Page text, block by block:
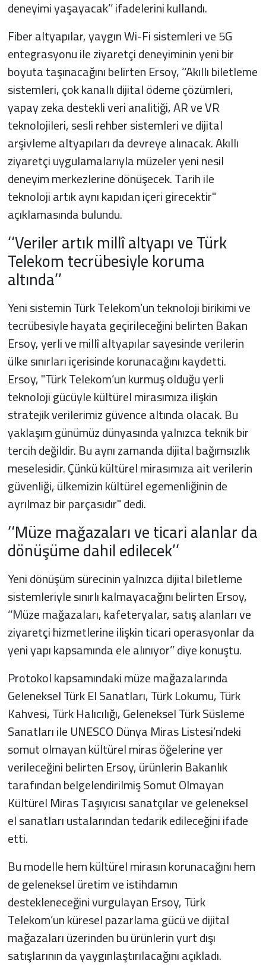
deneyimi yaşayacak’’ ifadelerini kullandı.
Fiber altyapılar, yaygın Wi-Fi sistemleri ve 5G
entegrasyonu ile ziyaretçi deneyiminin yeni bir
boyuta taşınacağını belirten Ersoy, ‘‘Akıllı biletleme
sistemleri, çok kanallı dijital ödeme çözümleri,
yapay zeka destekli veri analitiği, AR ve VR
teknolojileri, sesli rehber sistemleri ve dijital
arşivleme altyapıları da devreye alınacak. Akıllı
ziyaretçi uygulamalarıyla müzeler yeni nesil
deneyim merkezlerine dönüşecek. Tarih ile
teknoloji artık aynı kapıdan içeri girecektir"
açıklamasında bulundu.
‘‘Veriler artık millî altyapı ve Türk
Telekom tecrübesiyle koruma
altında’’
Yeni sistemin Türk Telekom’un teknoloji birikimi ve
tecrübesiyle hayata geçirileceğini belirten Bakan
Ersoy, yerli ve millî altyapılar sayesinde verilerin
ülke sınırları içerisinde korunacağını kaydetti.
Ersoy, "Türk Telekom’un kurmuş olduğu yerli
teknoloji gücüyle kültürel mirasımıza ilişkin
stratejik verilerimiz güvence altında olacak. Bu
yaklaşım günümüz dünyasında yalnızca teknik bir
tercih değildir. Bu aynı zamanda dijital bağımsızlık
meselesidir. Çünkü kültürel mirasımıza ait verilerin
güvenliği, ülkemizin kültürel egemenliğinin de
ayrılmaz bir parçasıdır" dedi.
‘‘Müze mağazaları ve ticari alanlar da
dönüşüme dahil edilecek’’
Yeni dönüşüm sürecinin yalnızca dijital biletleme
sistemleriyle sınırlı kalmayacağını belirten Ersoy,
‘‘Müze mağazaları, kafeteryalar, satış alanları ve
ziyaretçi hizmetlerine ilişkin ticari operasyonlar da
yeni yapı kapsamında ele alınıyor’’ diye konuştu.
Protokol kapsamındaki müze mağazalarında
Geleneksel Türk El Sanatları, Türk Lokumu, Türk
Kahvesi, Türk Halıcılığı, Geleneksel Türk Süsleme
Sanatları ile UNESCO Dünya Miras Listesi’ndeki
somut olmayan kültürel miras öğelerine yer
verileceğini belirten Ersoy, ürünlerin Bakanlık
tarafından belgelendirilmiş Somut Olmayan
Kültürel Miras Taşıyıcısı sanatçılar ve geleneksel
el sanatları ustalarından tedarik edileceğini ifade
etti.
Bu modelle hem kültürel mirasın korunacağını hem
de geleneksel üretim ve istihdamın
destekleneceğini vurgulayan Ersoy, Türk
Telekom’un küresel pazarlama gücü ve dijital
mağazaları üzerinden bu ürünlerin yurt dışı
satışlarının da yaygınlaştırılacağını açıkladı.